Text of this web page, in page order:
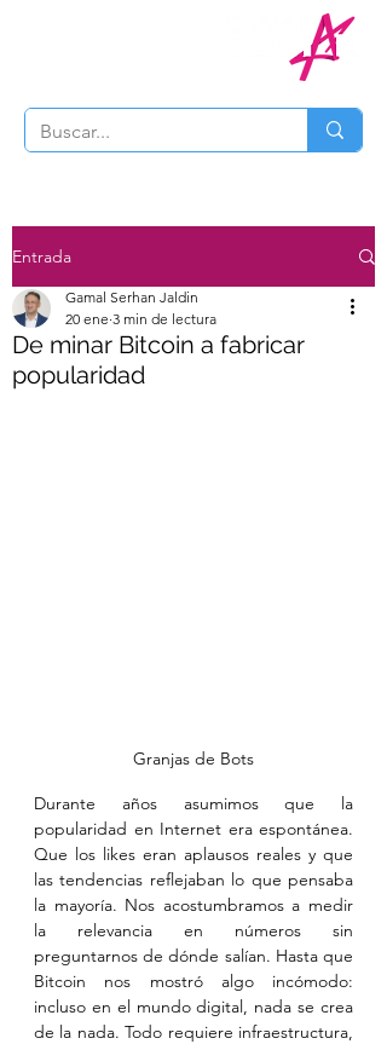
Entrada
De minar Bitcoin a fabricar
popularidad
Gamal Serhan Jaldin
20 ene 3 min de lectura
Granjas de Bots
Durante años asumimos que la
popularidad en Internet era espontánea.
Que los likes eran aplausos reales y que
las tendencias reflejaban lo que pensaba
la mayoría. Nos acostumbramos a medir
la relevancia en números sin
preguntarnos de dónde salían. Hasta que
Bitcoin nos mostró algo incómodo:
incluso en el mundo digital, nada se crea
de la nada. Todo requiere infraestructura,